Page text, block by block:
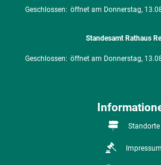
Klicken, um weitere Öffnungs- oder
Geschlossen: öffnet am Donnerstag,
Standesamt Rathaus
Klicken, um weitere Öffnungs- oder
Geschlossen: öffnet am Donnerstag,
Standorte
Impressum